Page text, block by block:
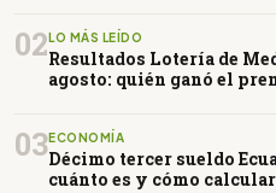
02 LO MÁS LEÍDO
Resultados Lotería de
agosto: quién ganó el
03ECONOMÍA
Décimo tercer sueldo
cuánto es y cómo